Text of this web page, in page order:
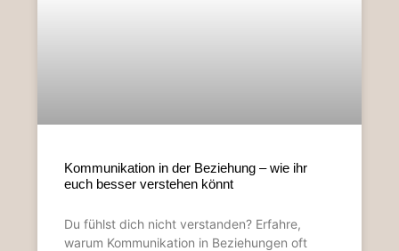
Kommunikation in der Beziehung – wie ihr
euch besser verstehen könnt
Du fühlst dich nicht verstanden? Erfahre,
warum Kommunikation in Beziehungen oft